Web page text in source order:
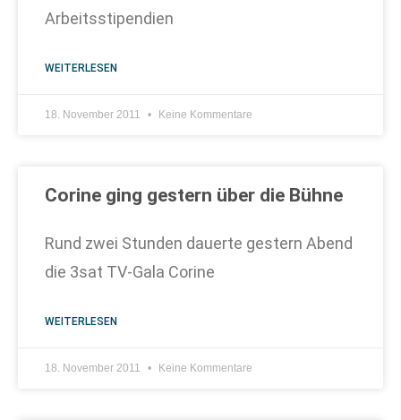
Arbeitsstipendien
WEITERLESEN
18. November 2011 Keine Kommentare
Corine ging gestern über die Bühne
Rund zwei Stunden dauerte gestern Abend
die 3sat TV-Gala Corine
WEITERLESEN
18. November 2011 Keine Kommentare